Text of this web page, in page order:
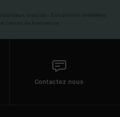
inscrits - Conditions détaillées
l'email de bienvenue
Contactez nous